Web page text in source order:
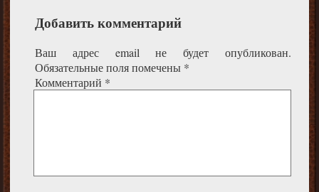
Добавить комментарий
Ваш адрес email не будет опубликован.
Обязательные поля помечены *
Комментарий *